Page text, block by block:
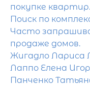
покупке квартир.
Поиск по
Часто
продаже домов.
Жигадло Лариса
Лаппо Елена
Панченко